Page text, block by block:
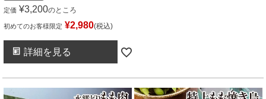
定価 ¥3,200のところ
初めてのお客様限定 ¥2,980 税込
詳細を見る